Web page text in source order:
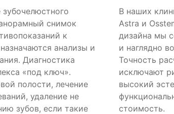
снимок
к
анализы и
Диагностика
«под ключ».
полости, лечение
удаление не
зубов, если такие
В наших
Astra и
дизайна мы
и наглядно
Точность
исключают
высокий
стоимость.